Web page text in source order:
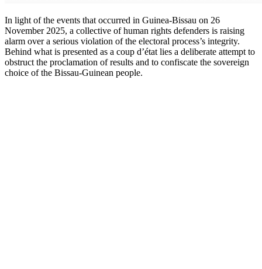
In light of the events that occurred in Guinea-Bissau on 26
November 2025, a collective of human rights defenders is raising
alarm over a serious violation of the electoral process’s integrity.
Behind what is presented as a coup d’état lies a deliberate attempt to
obstruct the proclamation of results and to confiscate the sovereign
choice of the Bissau-Guinean people.